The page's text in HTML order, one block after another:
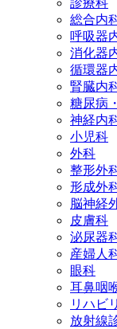
総合内
呼吸器
消化器
循環器
腎臓内
糖尿病
神経内
小児科
外科
整形外
形成外
脳神経
皮膚科
泌尿器
産婦人
眼科
耳鼻咽
リハビ
放射線